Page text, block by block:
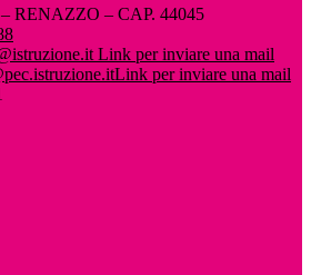
RENAZZO – CAP. 44045
Link per inviare una mail
Link per inviare una mail